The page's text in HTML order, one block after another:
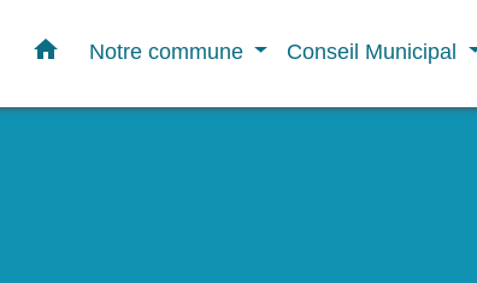
home Notre commune Conseil Municipal